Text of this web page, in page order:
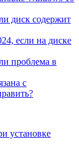
диск содержит
если на диске
проблема в
с
установке